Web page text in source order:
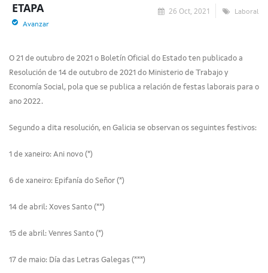
26 Oct, 2021 Laboral
ETAPA
Avanzar
O 21 de outubro de 2021 o Boletín Oficial do Estado ten publicado a
Resolución de 14 de outubro de 2021 do Ministerio de Trabajo y
Economía Social, pola que se publica a relación de festas laborais para o
ano 2022.
Segundo a dita resolución, en Galicia se observan os seguintes festivos:
1 de xaneiro: Ani novo (*)
6 de xaneiro: Epifanía do Señor (*)
14 de abril: Xoves Santo (**)
15 de abril: Venres Santo (*)
17 de maio: Día das Letras Galegas (***)